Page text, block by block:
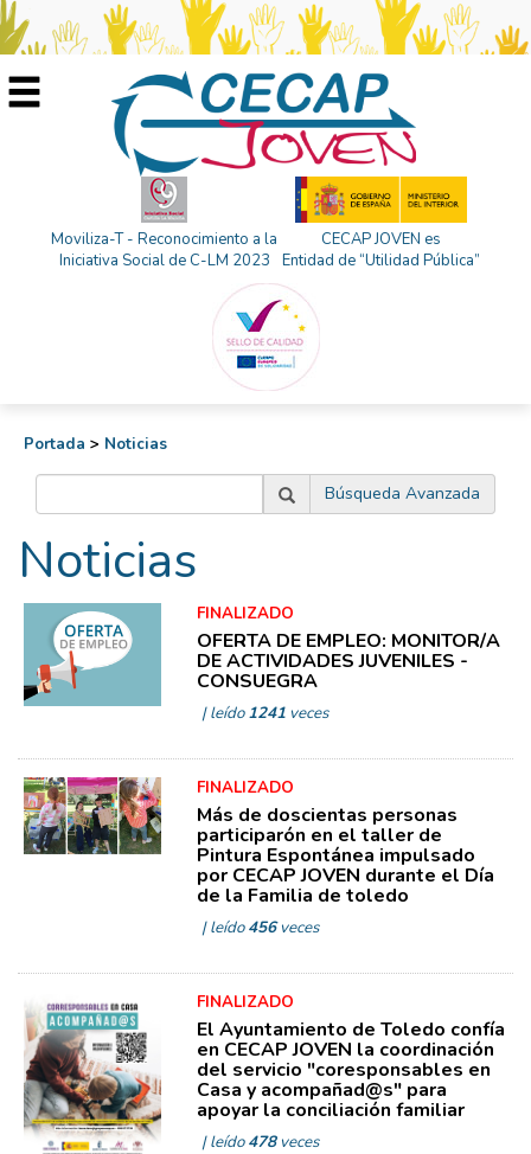
Moviliza-T - Reconocimiento a la
Iniciativa Social de C-LM 2023
CECAP JOVEN es
Entidad de “Utilidad Pública”
Portada > Noticias
Búsqueda Avanzada
Noticias
FINALIZADO
OFERTA DE EMPLEO: MONITOR/A
DE ACTIVIDADES JUVENILES -
CONSUEGRA
| leído1241veces
FINALIZADO
Más de doscientas personas
participarón en el taller de
Pintura Espontánea impulsado
por CECAP JOVEN durante el Día
de la Familia de toledo
| leído456veces
FINALIZADO
El Ayuntamiento de Toledo confía
en CECAP JOVEN la coordinación
del servicio "coresponsables en
Casa y acompañad@s" para
apoyar la conciliación familiar
| leído478veces